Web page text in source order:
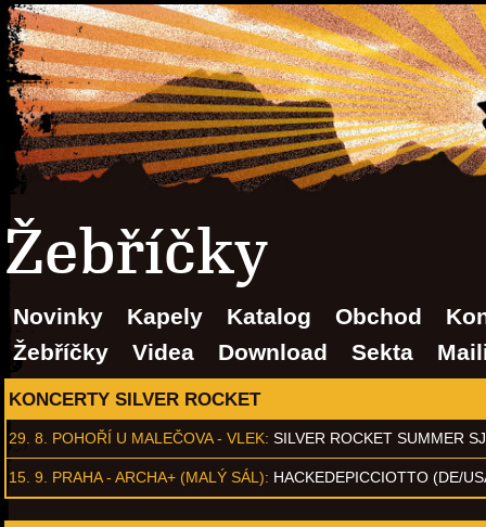
Žebříčky
Novinky Kapely Katalog Obchod
Žebříčky
Videa Download Sekta
KONCERTY SILVER ROCKET
29. 8. POHOŘÍ U MALEČOVA - VLEK: SILVER ROCKET SUMMER
15. 9. PRAHA - ARCHA+ (MALÝ SÁL): HACKEDEPICCIOTTO (DE/